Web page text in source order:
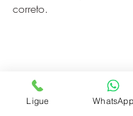
correto.
Ligue WhatsApp